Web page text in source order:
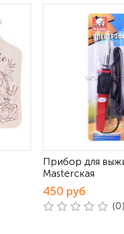
Прибор для
Masterская
450 руб